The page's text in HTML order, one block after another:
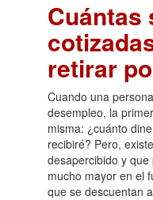
Cuántas
retirar
Cuando una
desempleo, la
misma: ¿cuánto
recibiré? Pero,
desapercibido y
mucho mayor en el
que se descuentan